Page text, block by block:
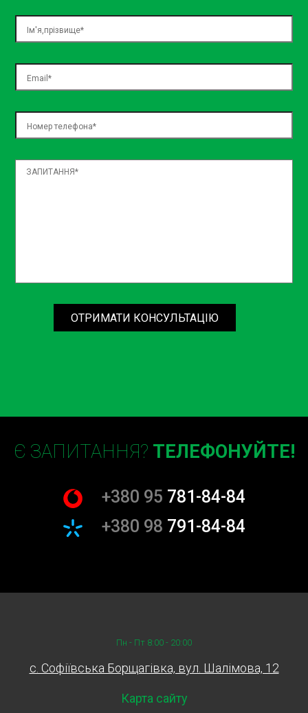
ОТРИМАТИ КОНСУЛЬТАЦІЮ
Є ЗАПИТАННЯ? ТЕЛЕФОНУЙТЕ!
+380 95 781-84-84
+380 98 791-84-84
Пн - Пт 8:00 - 20:00
c. Софіївська Борщагівка, вул. Шалімова, 12
Карта сайту